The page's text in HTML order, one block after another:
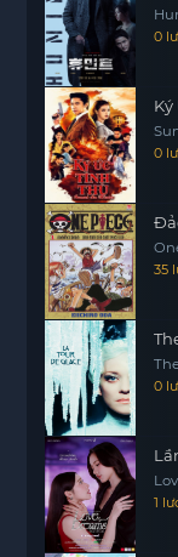
0
Ký
0
35
0
1